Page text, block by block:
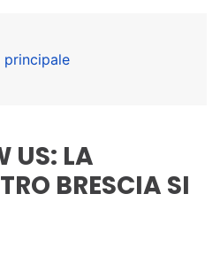
principale
US: LA
BRESCIA SI